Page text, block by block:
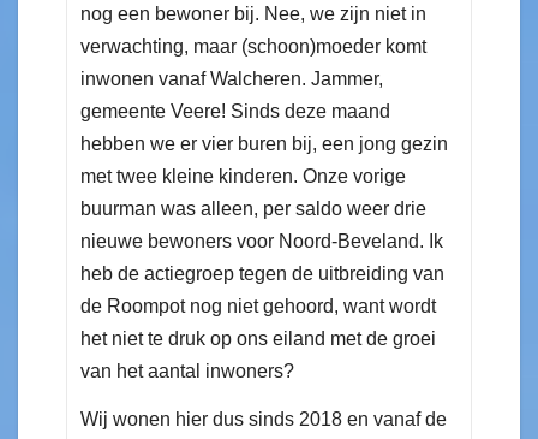
nog een bewoner bij. Nee, we zijn niet in
verwachting, maar (schoon)moeder komt
inwonen vanaf Walcheren. Jammer,
gemeente Veere! Sinds deze maand
hebben we er vier buren bij, een jong gezin
met twee kleine kinderen. Onze vorige
buurman was alleen, per saldo weer drie
nieuwe bewoners voor Noord-Beveland. Ik
heb de actiegroep tegen de uitbreiding van
de Roompot nog niet gehoord, want wordt
het niet te druk op ons eiland met de groei
van het aantal inwoners?
Wij wonen hier dus sinds 2018 en vanaf de